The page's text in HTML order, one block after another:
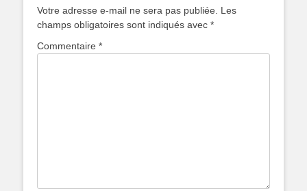
Votre adresse e-mail ne sera pas publiée.
Les
champs obligatoires sont indiqués avec *
Commentaire *